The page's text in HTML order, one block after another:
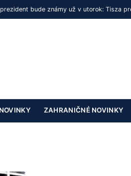
bude známy už v utorok: Tisza
ZAHRANIČNÉ NOVINKY